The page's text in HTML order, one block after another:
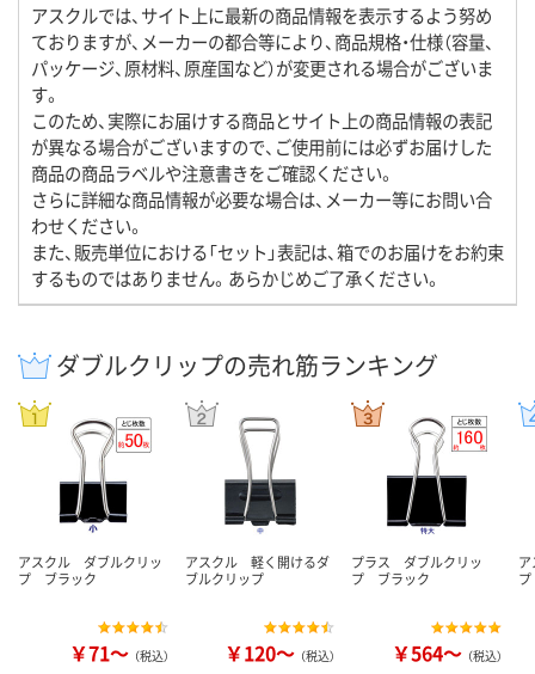
アスクルでは、サイト上に最新の商品情報を表示するよう努め
ておりますが、メーカーの都合等により、商品規格・仕様（容量、
パッケージ、原材料、原産国など）が変更される場合がございま
す。
このため、実際にお届けする商品とサイト上の商品情報の表記
が異なる場合がございますので、ご使用前には必ずお届けした
商品の商品ラベルや注意書きをご確認ください。
さらに詳細な商品情報が必要な場合は、メーカー等にお問い合
わせください。
また、販売単位における「セット」表記は、箱でのお届けをお約束
するものではありません。あらかじめご了承ください。
ダブルクリップの売れ筋ランキング
アスクル ダブルクリッ
プ ブラック
￥71～ （税込）
アスクル 軽く開けるダ
ブルクリップ
￥120～ （税込）
プラス ダブルクリッ
プ ブラック
￥564～ （税込）